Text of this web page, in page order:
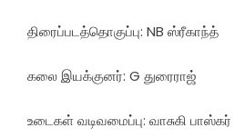
திரைப்படத்தொகுப்பு: NB ஸ்ரீகாந்த்
கலை இயக்குனர்: G துரைராஜ்
உடைகள் வடிவமைப்பு: வாசுகி பாஸ்கர்